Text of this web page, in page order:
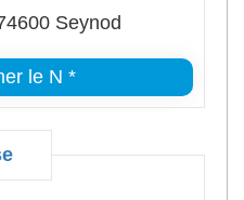
Seynod
le N *